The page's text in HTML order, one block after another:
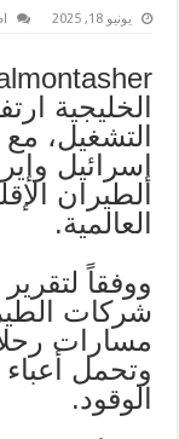
يونيو 18, 2025
الخليجية
التشغيل،
إسرائيل
الطيران
العالمية.
ووفقاً
شركات
مسارات
وتحمل أعباء
الوقود.